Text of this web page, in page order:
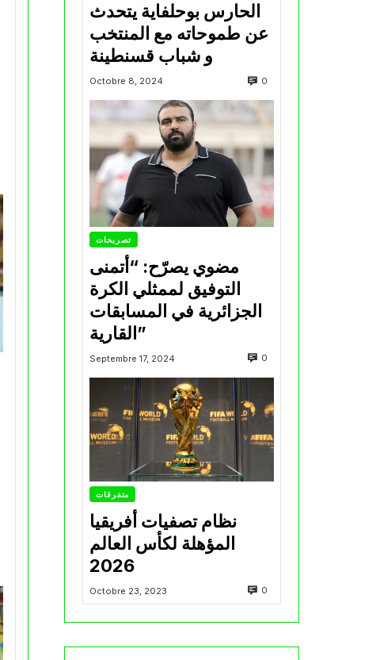
الحارس بوحلفاية يتحدث
عن طموحاته مع المنتخب
و شباب قسنطينة
Octobre 8, 2024 0
تصريحات
مضوي يصرّح: “أتمنى
التوفيق لممثلي الكرة
الجزائرية في المسابقات
القارية”
Septembre 17, 2024 0
متفرقات
نظام تصفيات أفريقيا
المؤهلة لكأس العالم
2026
Octobre 23, 2023 0